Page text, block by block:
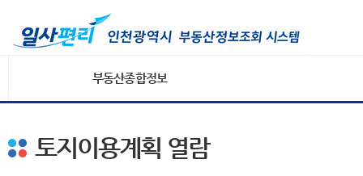
부동산종합정보
토지이용계획 열람